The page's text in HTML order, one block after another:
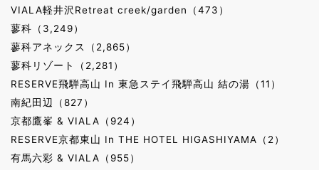
VIALA軽井沢Retreat creek/garden（473）
蓼科（3,249）
蓼科アネックス（2,865）
蓼科リゾート（2,281）
RESERVE飛騨高山 In 東急ステイ飛騨高山 結の湯（11）
南紀田辺（827）
京都鷹峯 & VIALA（924）
RESERVE京都東山 In THE HOTEL HIGASHIYAMA（2）
有馬六彩 & VIALA（955）